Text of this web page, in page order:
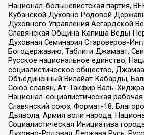
Национал-большевистская партия,
Кубанской Духовно Родовой
Духовного Управления Асгардской
Славянская Община Капища Веды
Духовная Семинария Староверов-
Богодержавию, Таблиги Джамаат,
Русское национальное единство,
социалистическое общество,
Объединенный Вилайат Кабарды,
Союз славян, Ат-Такфир Валь-
Национал-социалистическая рабочая
Славянский союз, Формат-18,
Дьявола, Армия воли народа,
Социалистическая Инициатива